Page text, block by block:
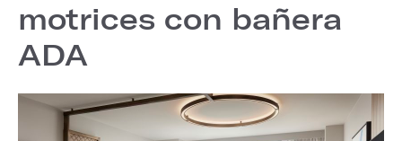
motrices con bañera
ADA